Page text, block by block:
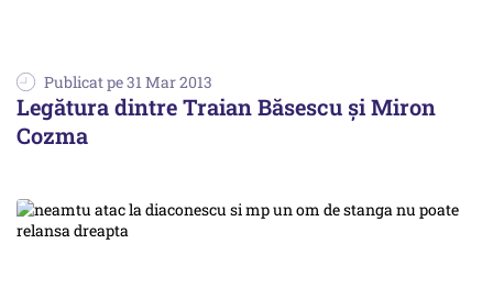
Publicat pe 31 Mar 2013
Legătura dintre Traian Băsescu și Miron
Cozma